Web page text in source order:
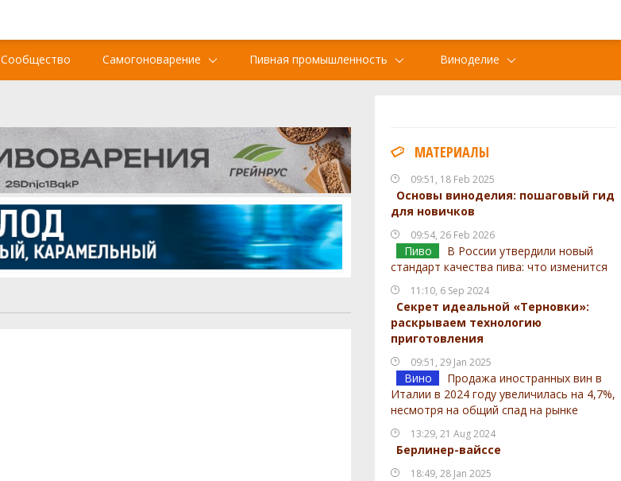
Сообщество Самогоноварение Пивная промышленность Виноделие
МАТЕРИАЛЫ
09:51, 18 Feb 2025
Основы виноделия: пошаговый гид
для новичков
09:54, 26 Feb 2026
Пиво
В России утвердили новый
стандарт качества пива: что изменится
11:10, 6 Sep 2024
Секрет идеальной «Терновки»:
раскрываем технологию
приготовления
09:51, 29 Jan 2025
Вино
Продажа иностранных вин в
Италии в 2024 году увеличилась на 4,7%,
несмотря на общий спад на рынке
13:29, 21 Aug 2024
Берлинер-вайссе
18:49, 28 Jan 2025